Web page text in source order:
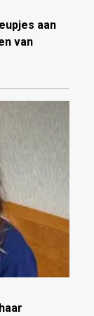
aan
van